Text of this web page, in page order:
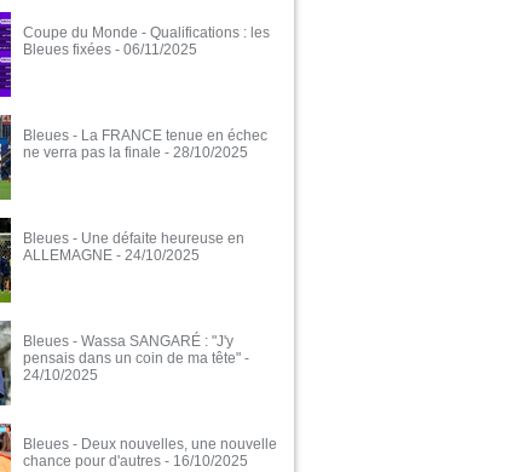
Coupe du Monde - Qualifications : les
Bleues fixées - 06/11/2025
Bleues - La FRANCE tenue en échec
ne verra pas la finale - 28/10/2025
Bleues - Une défaite heureuse en
ALLEMAGNE - 24/10/2025
Bleues - Wassa SANGARÉ : "J'y
pensais dans un coin de ma tête" -
24/10/2025
Bleues - Deux nouvelles, une nouvelle
chance pour d'autres - 16/10/2025